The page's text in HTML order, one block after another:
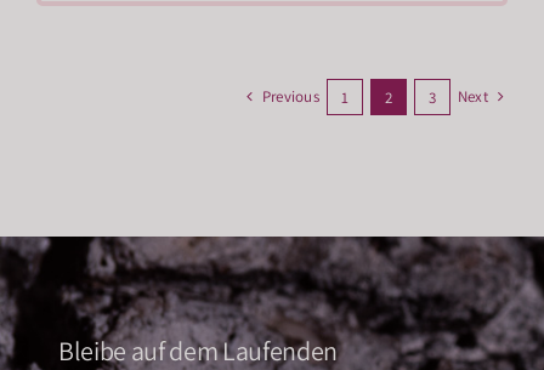
Previous 1 2 3 Next
Bleibe auf dem Laufenden